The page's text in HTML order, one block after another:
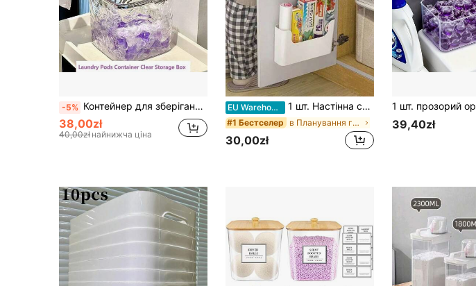
-5% Контейнер для зберігання прального порошку великої місткості з ложкою - міцний пластиковий органайзер для капсул та рідин, кришка, що натискається, контейнери для зберігання для організації дому
38,00zł
40,00zł найнижча ціна
EU Warehouse 1 шт. Настінна стійка для зберігання без свердління, багатофункціональний органайзер для косметики та дрібничок, для повернення до школи
#1 Бестселер в Планування гуртожитку Кошики, контейнери та конт
30,00zł
39,40zł